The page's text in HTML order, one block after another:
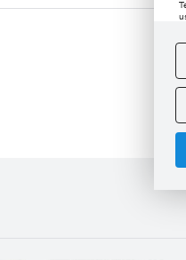
- to